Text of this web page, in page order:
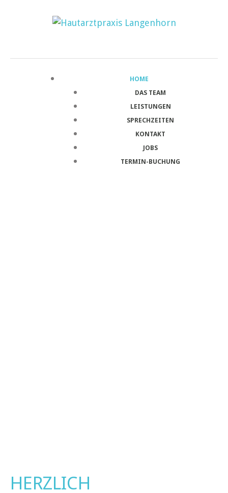
HOME
DAS TEAM
LEISTUNGEN
SPRECHZEITEN
KONTAKT
JOBS
TERMIN-BUCHUNG
HERZLICH